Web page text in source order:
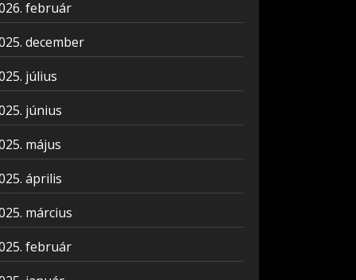
február
december
július
június
május
április
március
február